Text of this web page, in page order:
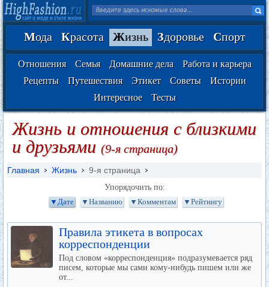
Мода Красота Жизнь Здоровье Спорт
Отношения Семья Домашние дела
Работа и карьера
Рецепты
Путешествия Этикет Советы
Истории
Интересное
Тесты
Жизнь и отношения с близкими
и друзьями (9-я страница)
Главная Жизнь 9-я страница
Упорядочить по:
▼Дате
▼Названию ▼Комментам ▼Рейтингу
Правила этикета в вопросах
корреспонденции
Под словом «корреспонденция» подразумевается ряд
писем, которые мы сами кому-нибудь пишем или же
от...